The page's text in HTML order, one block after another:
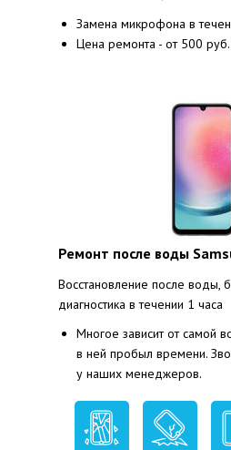
Замена микрофона в
Цена ремонта - от 500 руб.
Восстановление после воды,
диагностика в течении 1 часа
Многое зависит от самой
в ней пробыл времени.
у наших менеджеров.
Ремонт после воды